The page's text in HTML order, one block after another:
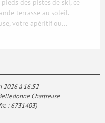
des pistes de ski, ce
terrasse au soleil.
votre apéritif ou...
2026 à 16:52
Chartreuse
:6731403)